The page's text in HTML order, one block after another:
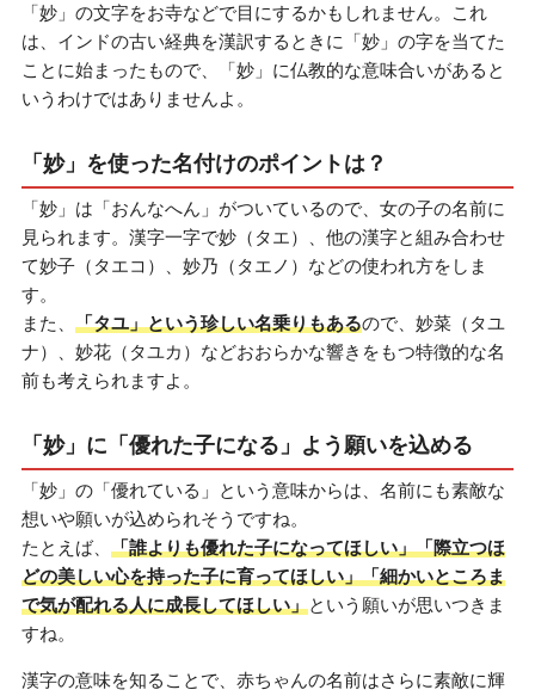
「妙」の文字をお寺などで目にするかもしれません。これ
は、インドの古い経典を漢訳するときに「妙」の字を当てた
ことに始まったもので、「妙」に仏教的な意味合いがあると
いうわけではありませんよ。
「妙」を使った名付けのポイントは？
「妙」は「おんなへん」がついているので、女の子の名前に
見られます。漢字一字で妙（タエ）、他の漢字と組み合わせ
て妙子（タエコ）、妙乃（タエノ）などの使われ方をしま
す。
また、 「タユ」という珍しい名乗りもあるので、妙菜（タユ
ナ）、妙花（タユカ）などおおらかな響きをもつ特徴的な名
前も考えられますよ。
「妙」に「優れた子になる」よう願いを込める
「妙」の「優れている」という意味からは、名前にも素敵な
想いや願いが込められそうですね。
たとえば、 「誰よりも優れた子になってほしい」「際立つほ
どの美しい心を持った子に育ってほしい」「細かいところま
で気が配れる人に成長してほしい」という願いが思いつきま
すね。
漢字の意味を知ることで、赤ちゃんの名前はさらに素敵に輝